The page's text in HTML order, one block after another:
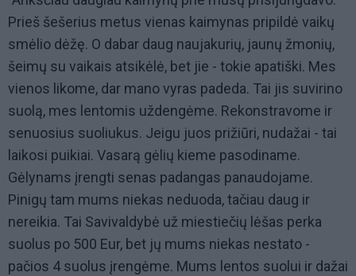
Prieš šešerius metus vienas kaimynas pripildė vaikų
smėlio dėžę. O dabar daug naujakurių, jaunų žmonių,
šeimų su vaikais atsikėlė, bet jie - tokie apatiški. Mes
vienos likome, dar mano vyras padeda. Tai jis suvirino
suolą, mes lentomis uždengėme. Rekonstravome ir
senuosius suoliukus. Jeigu juos prižiūri, nudažai - tai
laikosi puikiai. Vasarą gėlių kieme pasodiname.
Gėlynams įrengti senas padangas panaudojame.
Pinigų tam mums niekas neduoda, tačiau daug ir
nereikia. Tai Savivaldybė už miestiečių lėšas perka
suolus po 500 Eur, bet jų mums niekas nestato -
pačios 4 suolus įrengėme. Mums lentos suolui ir dažai